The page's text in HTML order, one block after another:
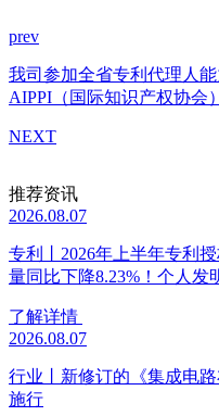
prev
我司参加全省专利代理人
AIPPI（国际知识产权协会
NEXT
推荐资讯
2026.08.07
专利丨2026年上半年专利
量同比下降8.23%！个人发
了解详情
2026.08.07
行业丨新修订的《集成电
施行